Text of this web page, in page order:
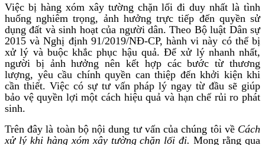
Việc bị hàng xóm xây tường chặn lối đi duy nhất là tình
huống nghiêm trọng, ảnh hưởng trực tiếp đến quyền sử
dụng đất và sinh hoạt của người dân. Theo Bộ luật Dân sự
2015 và Nghị định 91/2019/NĐ-CP, hành vi này có thể bị
xử lý và buộc khắc phục hậu quả. Để xử lý nhanh nhất,
người bị ảnh hưởng nên kết hợp các bước từ thương
lượng, yêu cầu chính quyền can thiệp đến khởi kiện khi
cần thiết. Việc có sự tư vấn pháp lý ngay từ đầu sẽ giúp
bảo vệ quyền lợi một cách hiệu quả và hạn chế rủi ro phát
sinh.
Trên đây là toàn bộ nội dung tư vấn của chúng tôi về Cách
xử lý khi hàng xóm xây tường chặn lối đi. Mong rằng qua